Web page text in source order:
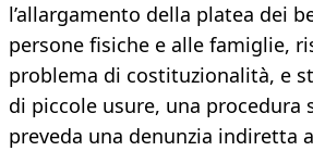
l’allargamento della platea dei
persone fisiche e alle famiglie,
problema di costituzionalità, e
di piccole usure, una procedura
preveda una denunzia indiretta